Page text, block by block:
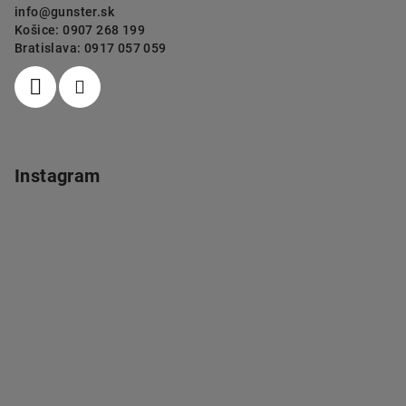
info@gunster.sk
Košice: 0907 268 199
Bratislava: 0917 057 059
Instagram